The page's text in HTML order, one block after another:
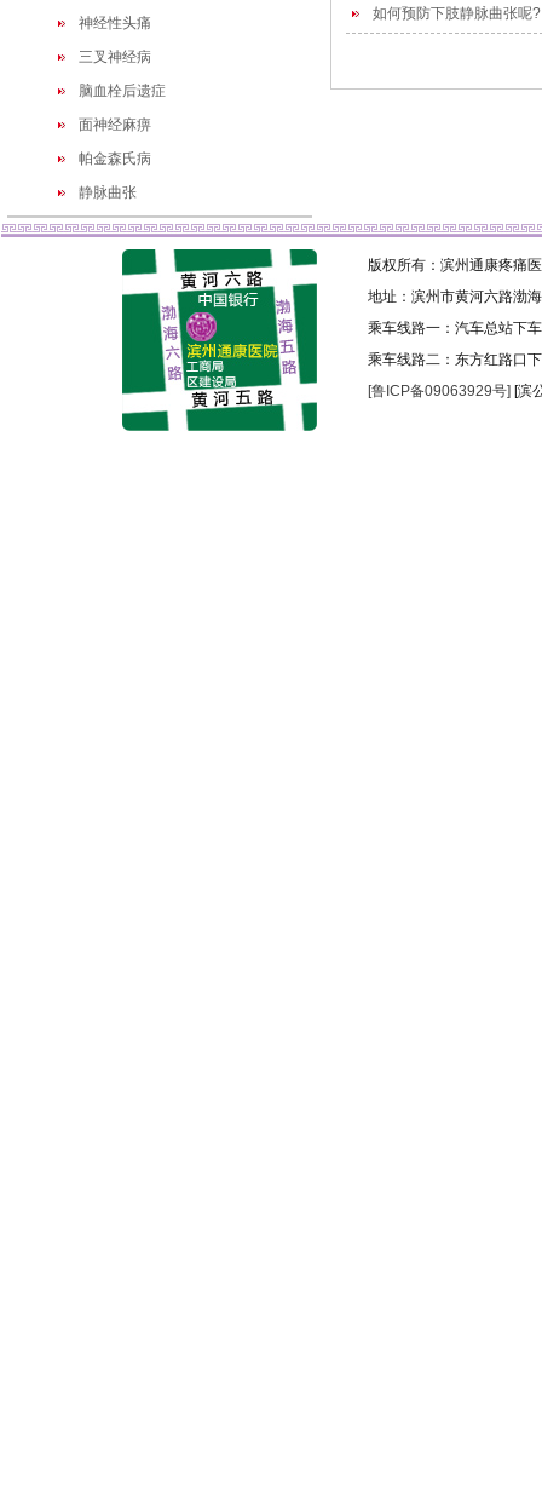
神经性头痛
三叉神经病
脑血栓后遗症
面神经麻痹
帕金森氏病
静脉曲张
如何预防下肢静脉曲张呢?
版权所有：滨州通康疼痛
地址：滨州市黄河六路渤
乘车线路一：汽车总站下
乘车线路二：东方红路口
[鲁ICP备09063929号] [滨